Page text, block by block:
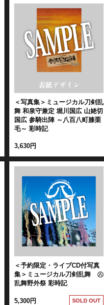
＜写真集＞ミュージカル刀剣乱
舞 和泉守兼定 堀川国広 山姥切
国広 参騎出陣 ～八百八町膝栗
毛～ 彩時記
3,630円
＜予約限定・ライブCD付写真
集＞ミュージカル刀剣乱舞 ㊇
乱舞野外祭 彩時記
5,300円 SOLD OUT